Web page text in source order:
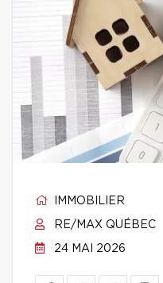
IMMOBILIER
RE/MAX QUÉBEC
24 MAI 2026